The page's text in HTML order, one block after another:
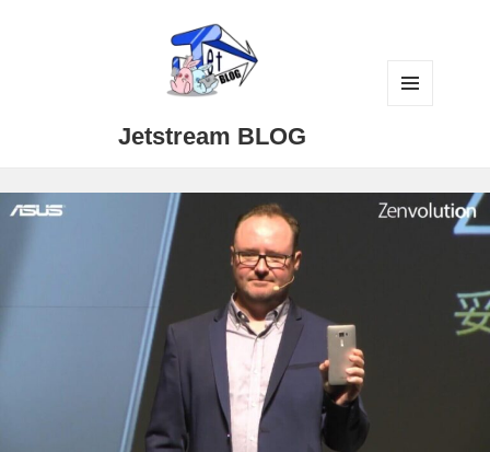
Jetstream BLOG